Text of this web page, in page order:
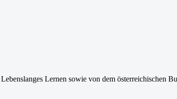
Lebenslanges Lernen sowie von dem österreichischen